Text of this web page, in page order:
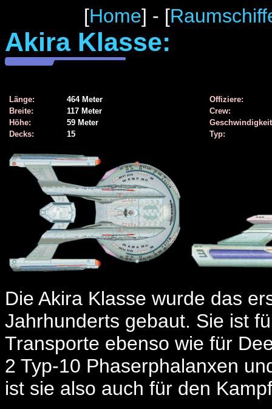
[Home] - [
Akira Klasse:
Länge: 464 Meter
Offiziere:
Breite:
117 Meter
Crew:
Höhe:
59 Meter
Decks:
15 Typ:
Die Akira Klasse wurde das
Jahrhunderts gebaut. Sie ist
Transporte ebenso wie für
2 Typ-10 Phaserphalanxen
ist sie also auch für den